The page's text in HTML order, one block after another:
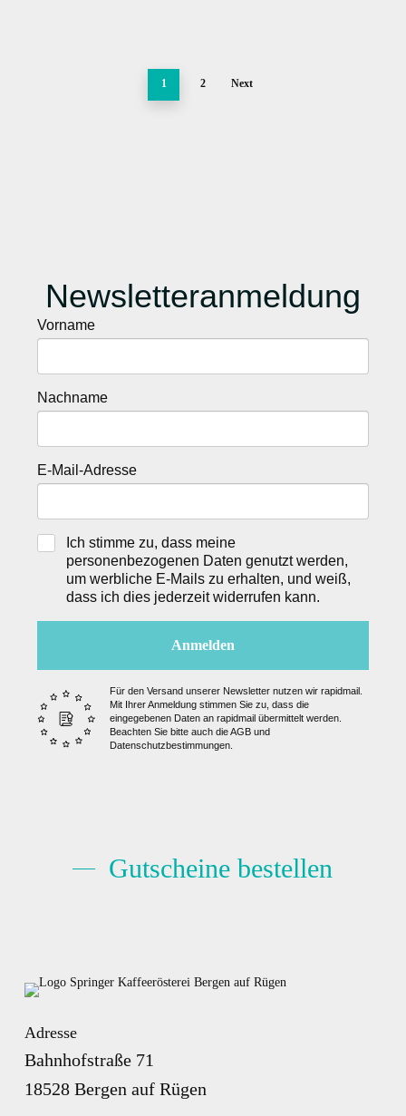
1 2 Next
Newsletteranmeldung
Vorname
Nachname
E-Mail-Adresse
Ich stimme zu, dass meine
personenbezogenen Daten genutzt werden,
um werbliche E-Mails zu erhalten, und weiß,
dass ich dies jederzeit widerrufen kann.
Anmelden
Für den Versand unserer Newsletter nutzen wir rapidmail.
Mit Ihrer Anmeldung stimmen Sie zu, dass die
eingegebenen Daten an rapidmail übermittelt werden.
Beachten Sie bitte auch die AGB und
Datenschutzbestimmungen.
Gutscheine bestellen
Adresse
Bahnhofstraße 71
18528 Bergen auf Rügen